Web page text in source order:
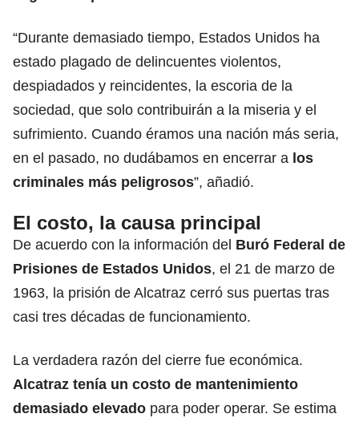
“Durante demasiado tiempo, Estados Unidos ha
estado plagado de delincuentes violentos,
despiadados y reincidentes, la escoria de la
sociedad, que solo contribuirán a la miseria y el
sufrimiento. Cuando éramos una nación más seria,
en el pasado, no dudábamos en encerrar a los
criminales más peligrosos”, añadió.
El costo, la causa principal
De acuerdo con la información del Buró Federal de
Prisiones de Estados Unidos, el 21 de marzo de
1963, la prisión de Alcatraz cerró sus puertas tras
casi tres décadas de funcionamiento.
La verdadera razón del cierre fue económica.
Alcatraz tenía un costo de mantenimiento
demasiado elevado para poder operar. Se estima